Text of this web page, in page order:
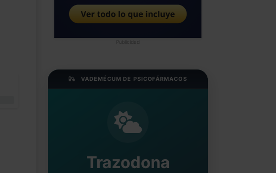
Publicidad
VADEMÉCUM DE PSICOFÁRMACOS
Trazodona